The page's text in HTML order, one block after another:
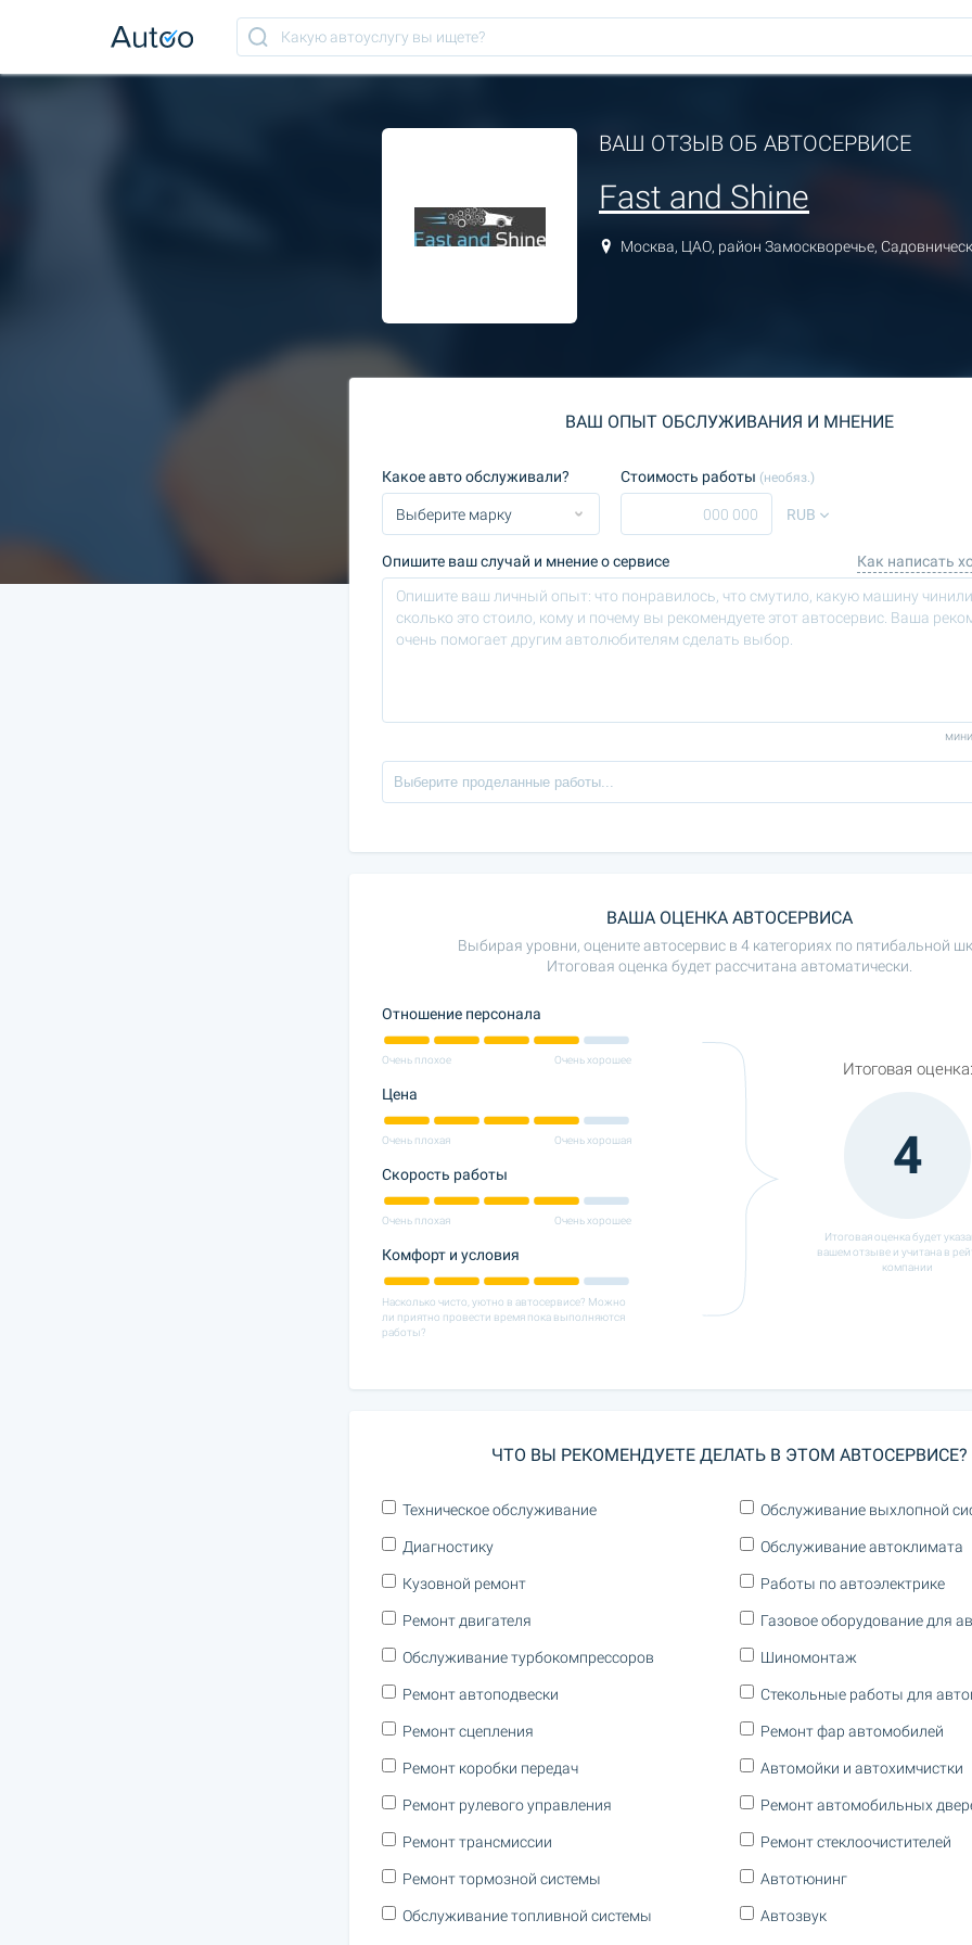
ВАШ ОТЗЫВ ОБ АВТОСЕРВИСЕ
Fast and Shine
Москва, ЦАО, район Замоскворечье,
ВАШ ОПЫТ ОБСЛУЖИВАНИЯ И МНЕНИЕ
Какое авто обслуживали? Стоимость работы (необяз.)
RUB
Опишите ваш случай и мнение о сервисе Как написать
ВАША ОЦЕНКА АВТОСЕРВИСА
Выбирая уровни, оцените автосервис в 4 категориях по пятибальной
Итоговая оценка будет рассчитана автоматически.
Отношение персонала
Очень плохое Очень хорошее
Цена
Очень плохая Очень хорошая
Скорость работы
Очень плохая Очень хорошее
Комфорт и условия
Насколько чисто, уютно в автосервисе? Можно
ли приятно провести время пока выполняются
работы?
Итоговая оценка:
4
Итоговая оценка будет
вашем отзыве и учитана в
компании
ЧТО ВЫ РЕКОМЕНДУЕТЕ ДЕЛАТЬ В ЭТОМ АВТОСЕРВИСЕ?
Техническое обслуживание
Диагностику
Кузовной ремонт
Ремонт двигателя
Обслуживание турбокомпрессоров
Ремонт автоподвески
Ремонт сцепления
Ремонт коробки передач
Ремонт рулевого управления
Ремонт трансмиссии
Ремонт тормозной системы
Обслуживание топливной системы
Обслуживание выхлопной
Обслуживание автоклимата
Работы по автоэлектрике
Газовое оборудование для
Шиномонтаж
Стекольные работы для
Ремонт фар автомобилей
Автомойки и автохимчистки
Ремонт автомобильных
Ремонт стеклоочистителей
Автотюнинг
Автозвук